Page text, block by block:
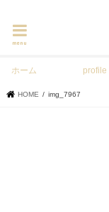
menu
ホーム profile
HOME img_7967